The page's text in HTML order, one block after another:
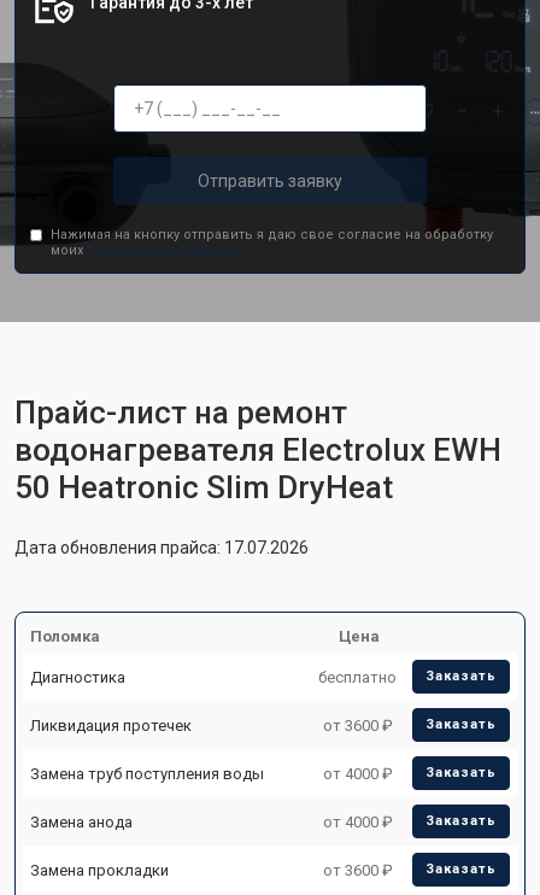
Отправить заявку
Нажимая на кнопку отправить я даю свое согласие на обработку
моих персональных данных.
Прайс-лист на ремонт
водонагревателя Electrolux EWH
50 Heatronic Slim DryHeat
Дата обновления прайса: 17.07.2026
Поломка Цена
Диагностика бесплатно Заказать
Ликвидация протечек от 3600 ₽ Заказать
Замена труб поступления воды от 4000 ₽ Заказать
Замена анода от 4000 ₽ Заказать
Замена прокладки от 3600 ₽ Заказать